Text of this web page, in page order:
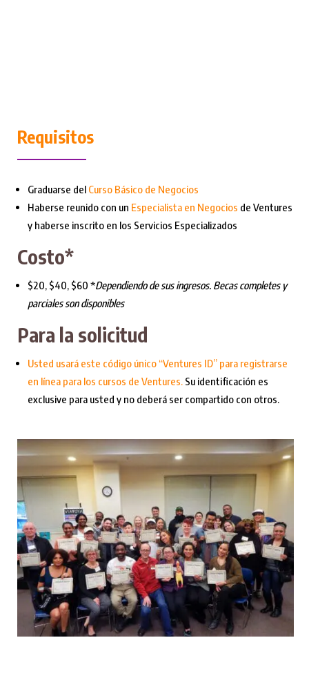
Requisitos
Graduarse del Curso Básico de Negocios
Haberse reunido con un Especialista en Negocios de Ventures
y haberse inscrito en los Servicios Especializados
Costo*
$20, $40, $60 *Dependiendo de sus ingresos. ​Becas completes y
parciales son disponibles
Para la solicitud
Usted usará este código único “Ventures ID” para registrarse
en línea para los cursos de Ventures. Su identificación es
exclusive para usted y no deberá ser compartido con otros.